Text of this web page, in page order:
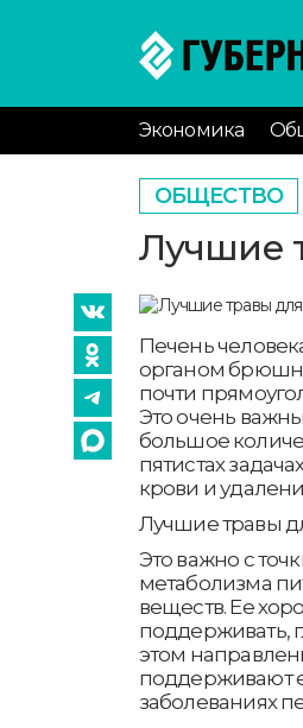
Экономика
ОБЩЕСТВО
Лучшие
Печень
органом
почти
Это очень
большое
пятистах
крови и
Лучшие травы
Это важно с
метаболизма
веществ. Ее
поддерживать,
этом
поддерживают
заболеваниях